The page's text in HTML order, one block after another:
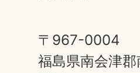
〒967-0004
福島県南会津